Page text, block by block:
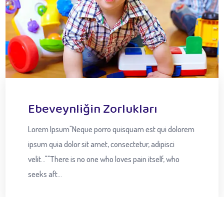
Ebeveynliğin Zorlukları
Lorem Ipsum"Neque porro quisquam est qui dolorem
ipsum quia dolor sit amet, consectetur, adipisci
velit...""There is no one who loves pain itself, who
seeks aft...